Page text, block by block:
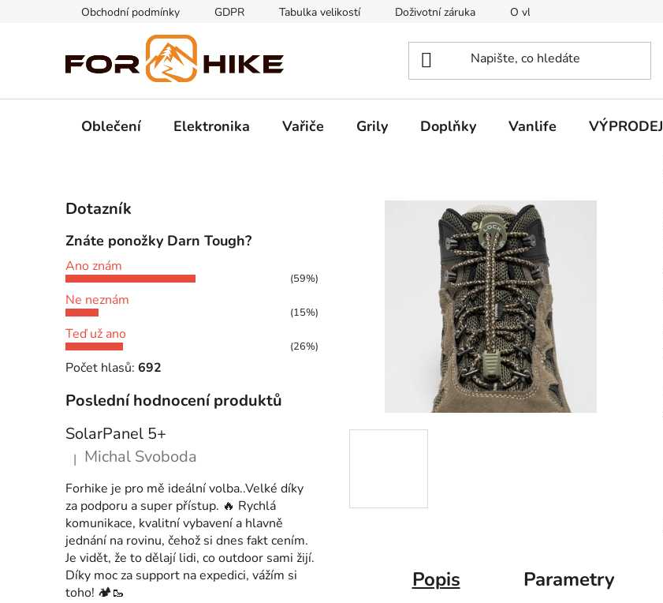
Obchodní podmínky GDPR Tabulka velikostí Doživotní záruka O vlně Merino
Oblečení Elektronika Vařiče Grily Doplňky Vanlife VÝPRODEJ
o
s
t
r
a
n
n
í
p
a
e
Dotazník
Znáte ponožky Darn Tough?
Ano znám
(59%)
Ne neznám
(15%)
Teď už ano
(26%)
Počet hlasů: 692
Poslední hodnocení produktů
SolarPanel 5+
Hodnocení produktu je 5 z 5 hvězdiček.
| Michal Svoboda
Forhike je pro mě ideální volba..Velké díky
za podporu a super přístup. 🔥 Rychlá
komunikace, kvalitní vybavení a hlavně
jednání na rovinu, čehož si dnes fakt cením.
Je vidět, že to dělají lidi, co outdoor sami žijí.
Díky moc za support na expedici, vážím si
toho! 🏕️🥾
Popis Parametry